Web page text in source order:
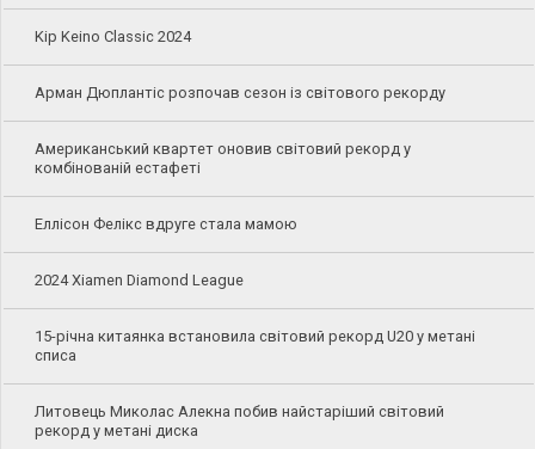
Kip Keino Classic 2024
Арман Дюплантіс розпочав сезон із світового рекорду
Американський квартет оновив світовий рекорд у
комбінованій естафеті
Еллісон Фелікс вдруге стала мамою
2024 Xiamen Diamond League
15-річна китаянка встановила світовий рекорд U20 у метані
списа
Литовець Миколас Алекна побив найстаріший світовий
рекорд у метані диска